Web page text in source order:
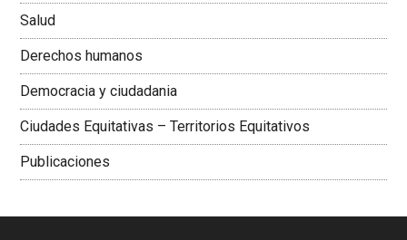
Salud
Derechos humanos
Democracia y ciudadania
Ciudades Equitativas – Territorios Equitativos
Publicaciones